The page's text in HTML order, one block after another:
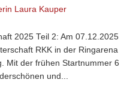
Laura Kauper
2025 Teil 2: Am 07.12.2025
RKK in der Ringarena
Mit der frühen Startnummer 6
und...